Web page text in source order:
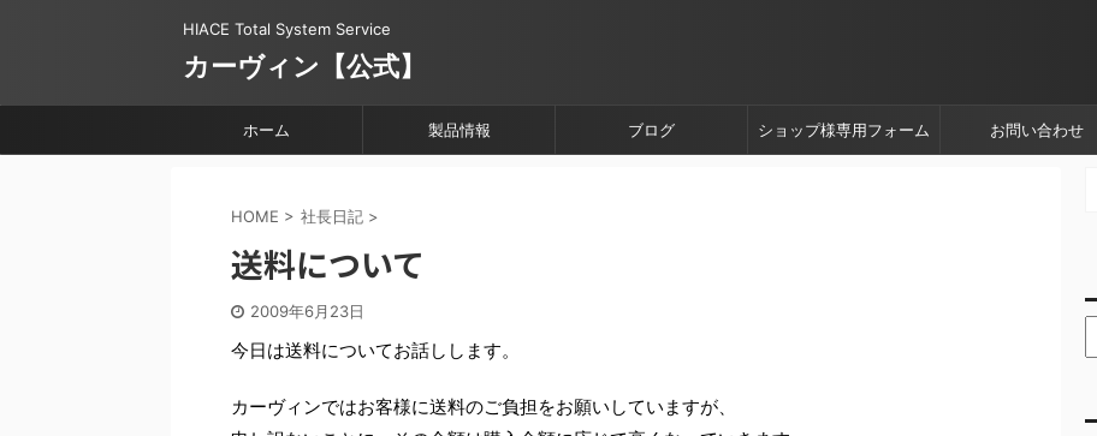
HIACE Total System Service
カーヴィン【公式】
ホーム 製品情報 ブログ ショップ様専用フォーム お問い合わせ
HOME > 社長日記 >
送料について
2009年6月23日
今日は送料についてお話しします。
カーヴィンではお客様に送料のご負担をお願いしていますが、